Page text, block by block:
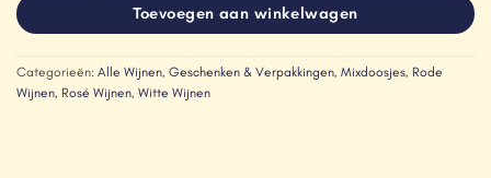
Toevoegen aan winkelwagen
Categorieën: Alle Wijnen, Geschenken & Verpakkingen, Mixdoosjes, Rode
Wijnen, Rosé Wijnen, Witte Wijnen